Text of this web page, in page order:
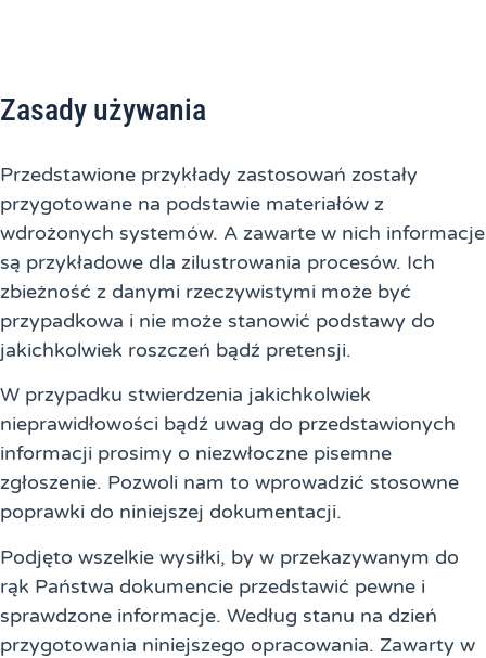
Zasady używania
Przedstawione przykłady zastosowań zostały
przygotowane na podstawie materiałów z
wdrożonych systemów. A zawarte w nich informacje
są przykładowe dla zilustrowania procesów. Ich
zbieżność z danymi rzeczywistymi może być
przypadkowa i nie może stanowić podstawy do
jakichkolwiek roszczeń bądź pretensji.
W przypadku stwierdzenia jakichkolwiek
nieprawidłowości bądź uwag do przedstawionych
informacji prosimy o niezwłoczne pisemne
zgłoszenie. Pozwoli nam to wprowadzić stosowne
poprawki do niniejszej dokumentacji.
Podjęto wszelkie wysiłki, by w przekazywanym do
rąk Państwa dokumencie przedstawić pewne i
sprawdzone informacje. Według stanu na dzień
przygotowania niniejszego opracowania. Zawarty w